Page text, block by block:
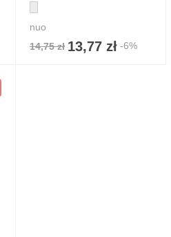
nuo
14,75 zł 13,77 zł -6%